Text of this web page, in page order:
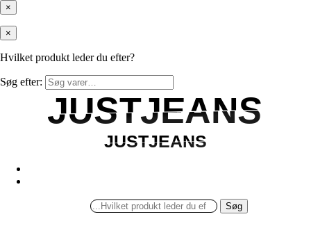
×
×
Hvilket produkt leder du efter?
Søg efter:
JUSTJEANS
JUSTJEANS
JUSTJEANS
JUSTJEANS
Søg